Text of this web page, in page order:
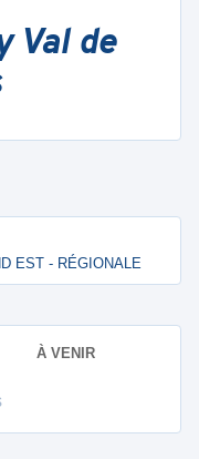
Val de
EST - RÉGIONALE
À VENIR